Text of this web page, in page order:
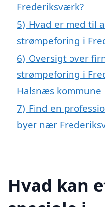
Frederiksværk?
5) Hvad er med til
strømpeforing i
6) Oversigt over
strømpeforing i
Halsnæs kommune
7) Find en
byer nær
Hvad kan